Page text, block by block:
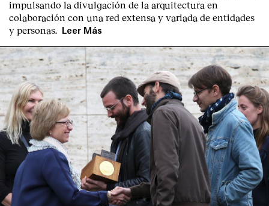
impulsando la divulgación de la arquitectura en
colaboración con una red extensa y variada de entidades
y personas.
Leer Más